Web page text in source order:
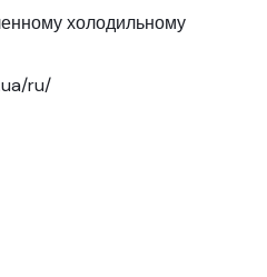
холодильному
ru/